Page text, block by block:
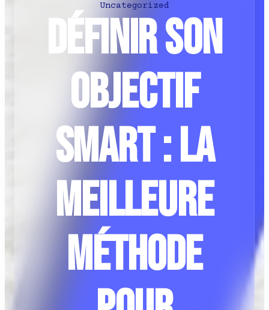
Uncategorized
Définir son
objectif
SMART : La
meilleure
méthode